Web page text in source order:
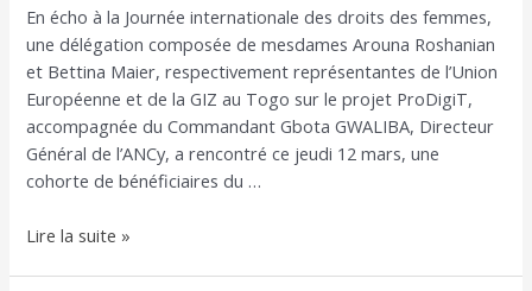
En écho à la Journée internationale des droits des femmes,
une délégation composée de mesdames Arouna Roshanian
et Bettina Maier, respectivement représentantes de l’Union
Européenne et de la GIZ au Togo sur le projet ProDigiT,
accompagnée du Commandant Gbota GWALIBA, Directeur
Général de l’ANCy, a rencontré ce jeudi 12 mars, une
cohorte de bénéficiaires du …
Lire la suite »